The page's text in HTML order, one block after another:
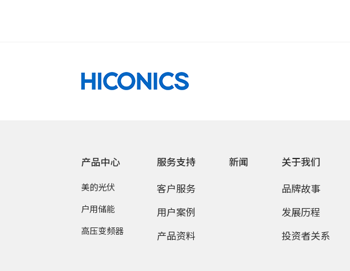
产品中心
美的光伏
户用储能
高压变频器
服务支持
客户服务
用户案例
产品资料
新闻
关于我们
品牌故事
发展历程
投资者关系